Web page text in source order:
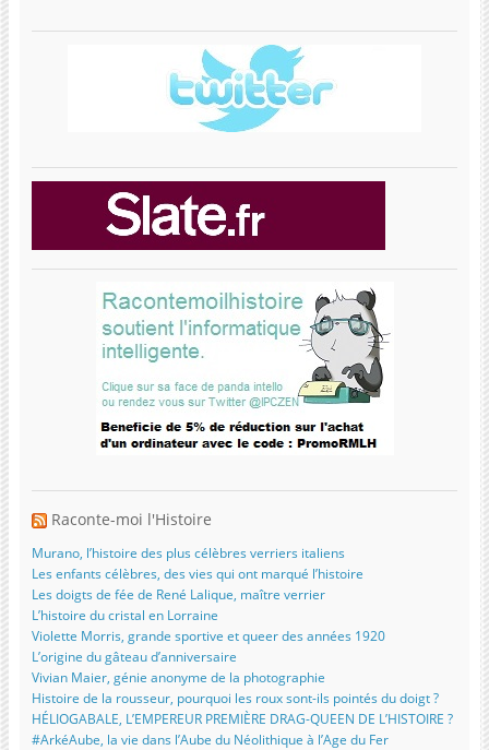
Raconte-moi l'Histoire
Murano, l’histoire des plus célèbres verriers italiens
Les enfants célèbres, des vies qui ont marqué l’histoire
Les doigts de fée de René Lalique, maître verrier
L’histoire du cristal en Lorraine
Violette Morris, grande sportive et queer des années 1920
L’origine du gâteau d’anniversaire
Vivian Maier, génie anonyme de la photographie
Histoire de la rousseur, pourquoi les roux sont-ils pointés du doigt ?
HÉLIOGABALE, L’EMPEREUR PREMIÈRE DRAG-QUEEN DE L’HISTOIRE ?
#ArkéAube, la vie dans l’Aube du Néolithique à l’Age du Fer